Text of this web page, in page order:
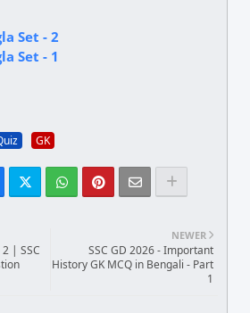
Set - 2
Set - 1
GK
NEWER
SSC GD 2026 - Important
History GK MCQ in Bengali - Part
1
| SSC